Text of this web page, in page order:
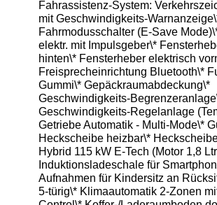
Fahrassistenz-System:
mit Geschwindigkeits-
Fahrmodusschalter (E-Save
elektr. mit Impulsgeber\*
hinten\* Fensterheber elektrisch
Freisprecheinrichtung Bluetooth\*
Gummi\* Gepäckraumabdeckung\*
Geschwindigkeits-
Geschwindigkeits-Regelanlage
Getriebe Automatik - Multi-Mode\*
Heckscheibe heizbar\*
Hybrid 115 kW E-Tech (Motor 1,8
Induktionsladeschale für
Aufnahmen für Kindersitz an
5-türig\* Klimaautomatik 2-Zonen